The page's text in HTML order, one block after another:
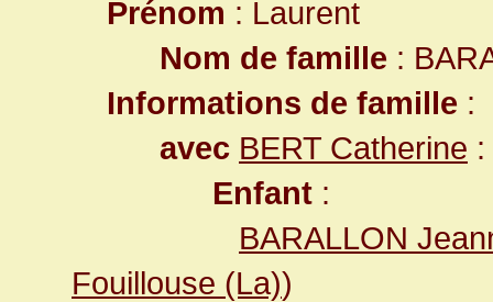
Prénom : Laurent
Nom de famille :
Informations de famille :
avec BERT Catherine :
Enfant :
BARALLON
Fouillouse (La))